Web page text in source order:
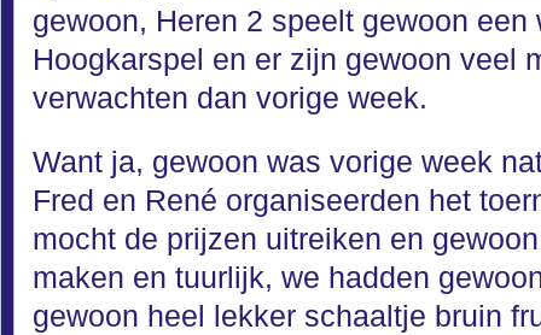
gewoon, Heren 2 speelt gewoon een
Hoogkarspel en er zijn gewoon veel
verwachten dan vorige week.
Want ja, gewoon was vorige week
Fred en René organiseerden het
mocht de prijzen uitreiken en
maken en tuurlijk, we hadden
gewoon heel lekker schaaltje bruin